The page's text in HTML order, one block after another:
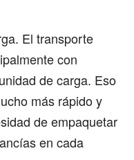
El transporte
con
de carga. Eso
más rápido y
de empaquetar
en cada